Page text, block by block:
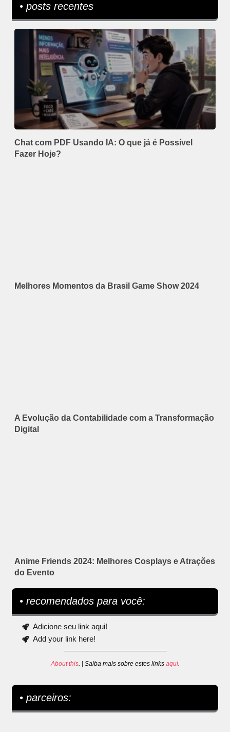
• posts recentes
Chat com PDF Usando IA: O que já é Possível
Fazer Hoje?
Melhores Momentos da Brasil Game Show 2024
A Evolução da Contabilidade com a Transformação
Digital
Anime Friends 2024: Melhores Cosplays e Atrações
do Evento
• recomendados para você:
Adicione seu link aqui!
Add your link here!
About this. | Saiba mais sobre estes links aqui.
• parceiros: